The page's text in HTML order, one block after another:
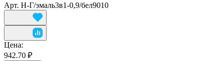
Арт. Н-Г/эмаль3в1-0,9/бел9010
Цена:
942.70 ₽